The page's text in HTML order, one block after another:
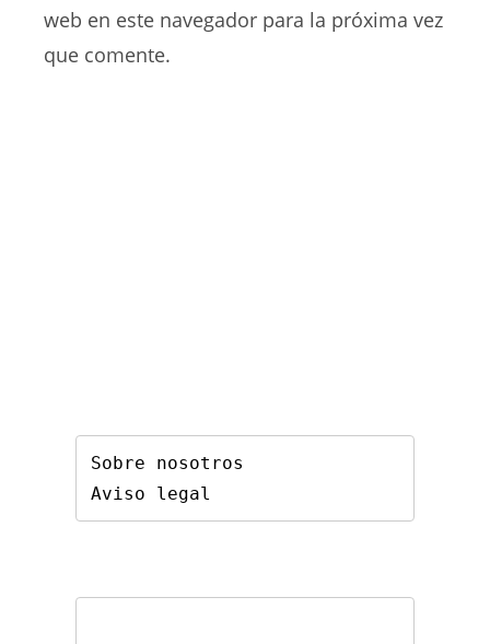
web
web en este navegador para la próxima vez
que comente.
Sobre nosotros
Aviso legal